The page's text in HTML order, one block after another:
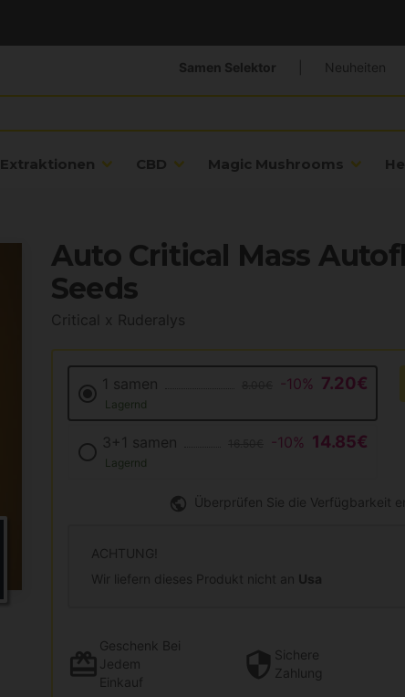
Extraktionen CBD Magic Mushrooms
Samen Selektor Neuheiten
Auto Critical Mass
Seeds
Critical x Ruderalys
1 samen -10% 7.20€
Lagernd
3+1 samen -10% 14.85€
Lagernd
Überprüfen Sie die Verfügbarkeit
ACHTUNG!
Wir liefern dieses Produkt nicht an Usa
Geschenk Bei
Jedem
Einkauf
Sichere
Zahlung